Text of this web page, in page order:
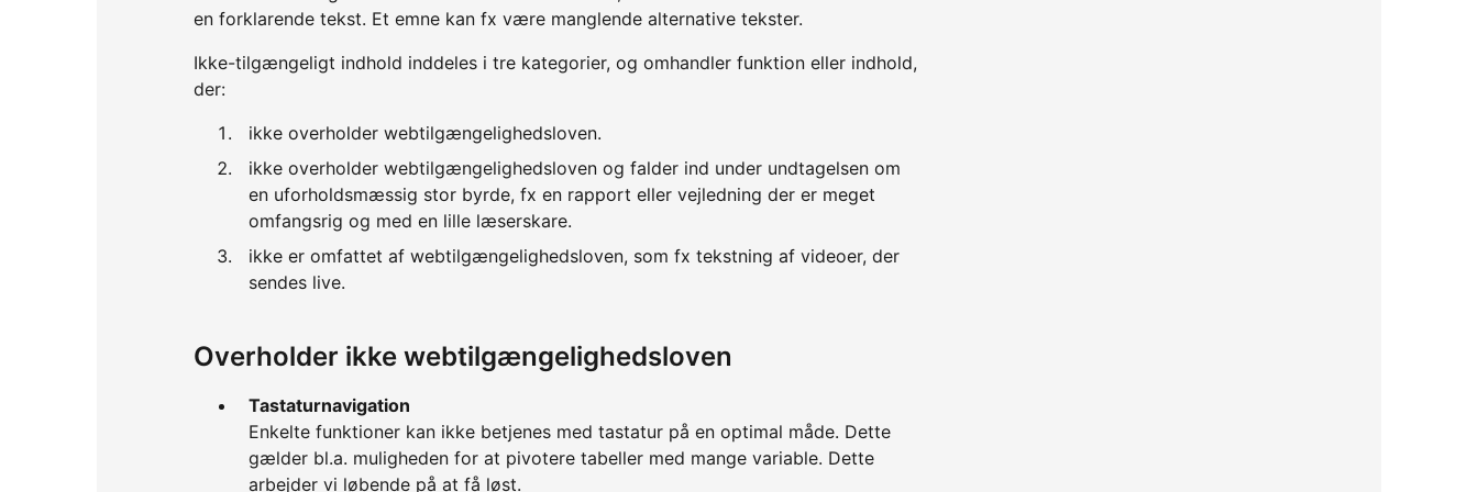
en forklarende tekst. Et emne kan fx være manglende alternative tekster.
Ikke-tilgængeligt indhold inddeles i tre kategorier, og omhandler funktion eller indhold,
der:
ikke overholder webtilgængelighedsloven.
ikke overholder webtilgængelighedsloven og falder ind under undtagelsen om
en uforholdsmæssig stor byrde, fx en rapport eller vejledning der er meget
omfangsrig og med en lille læserskare.
ikke er omfattet af webtilgængelighedsloven, som fx tekstning af videoer, der
sendes live.
Overholder ikke webtilgængelighedsloven
Tastaturnavigation
Enkelte funktioner kan ikke betjenes med tastatur på en optimal måde. Dette
gælder bl.a. muligheden for at pivotere tabeller med mange variable. Dette
arbejder vi løbende på at få løst.